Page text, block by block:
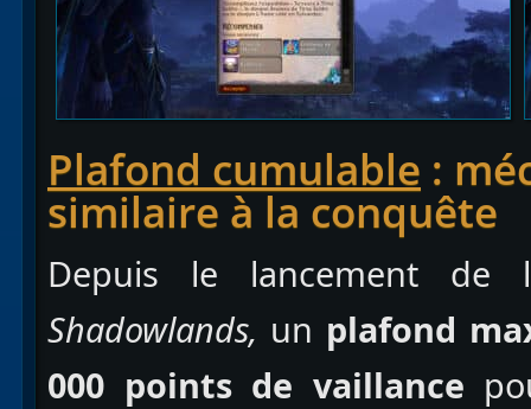
Plafond cumulable :
similaire à la conquête
Depuis le lancement
Shadowlands, un plafond
000 points de vaillance